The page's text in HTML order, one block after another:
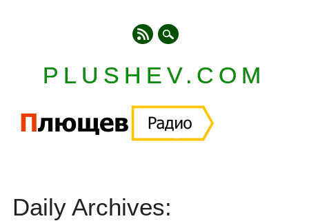
PLUSHEV.COM
content
Daily Archives: